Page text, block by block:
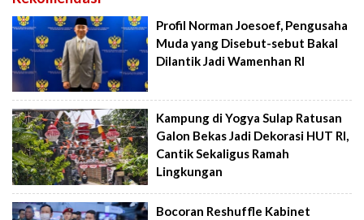
Profil Norman Joesoef, Pengusaha
Muda yang Disebut-sebut Bakal
Dilantik Jadi Wamenhan RI
Kampung di Yogya Sulap Ratusan
Galon Bekas Jadi Dekorasi HUT RI,
Cantik Sekaligus Ramah
Lingkungan
Bocoran Reshuffle Kabinet